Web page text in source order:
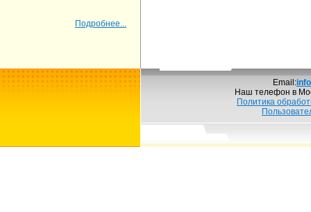
Подробнее...
Email:
Наш телефон в
Политика